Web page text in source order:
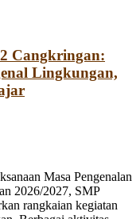
Cangkringan:
Lingkungan,
Masa Pengenalan
2026/2027, SMP
rangkaian kegiatan